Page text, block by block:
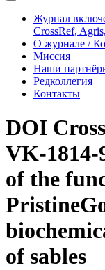
Журнал
CrossRef,
О журнале /
Миссия
Наши
Редколлегия
Контакты
DOI
VK-1814-
of the
of sables